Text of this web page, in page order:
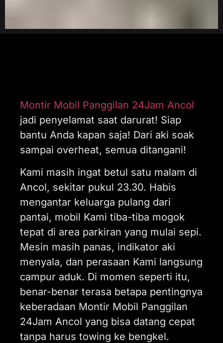
Montir Mobil Panggilan 24Jam Ancol
jadi penyelamat saat darurat! Siap
bantu Anda kapan saja! Dari aki soak
sampai overheat, semua ditangani!
Kami masih ingat betul satu malam di
Ancol, sekitar pukul 23.30. Habis
mengantar keluarga pulang dari
pantai, mobil Kami tiba-tiba mogok
tepat di area parkiran yang mulai sepi.
Mesin masih panas, indikator aki
menyala, dan perasaan Kami langsung
campur aduk. Di momen seperti itu,
benar-benar terasa betapa pentingnya
keberadaan Montir Mobil Panggilan
24Jam Ancol yang bisa datang cepat
tanpa harus towing ke bengkel.